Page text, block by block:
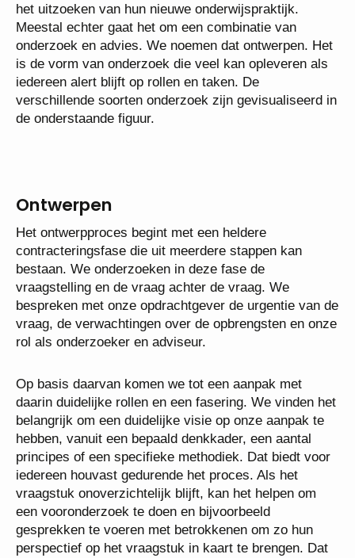
het uitzoeken van hun nieuwe onderwijspraktijk.
Meestal echter gaat het om een combinatie van
onderzoek en advies. We noemen dat ontwerpen. Het
is de vorm van onderzoek die veel kan opleveren als
iedereen alert blijft op rollen en taken. De
verschillende soorten onderzoek zijn gevisualiseerd in
de onderstaande figuur.
Ontwerpen
Het ontwerpproces begint met een heldere
contracteringsfase die uit meerdere stappen kan
bestaan. We onderzoeken in deze fase de
vraagstelling en de vraag achter de vraag. We
bespreken met onze opdrachtgever de urgentie van de
vraag, de verwachtingen over de opbrengsten en onze
rol als onderzoeker en adviseur.
Op basis daarvan komen we tot een aanpak met
daarin duidelijke rollen en een fasering. We vinden het
belangrijk om een duidelijke visie op onze aanpak te
hebben, vanuit een bepaald denkkader, een aantal
principes of een specifieke methodiek. Dat biedt voor
iedereen houvast gedurende het proces. Als het
vraagstuk onoverzichtelijk blijft, kan het helpen om
een vooronderzoek te doen en bijvoorbeeld
gesprekken te voeren met betrokkenen om zo hun
perspectief op het vraagstuk in kaart te brengen. Dat